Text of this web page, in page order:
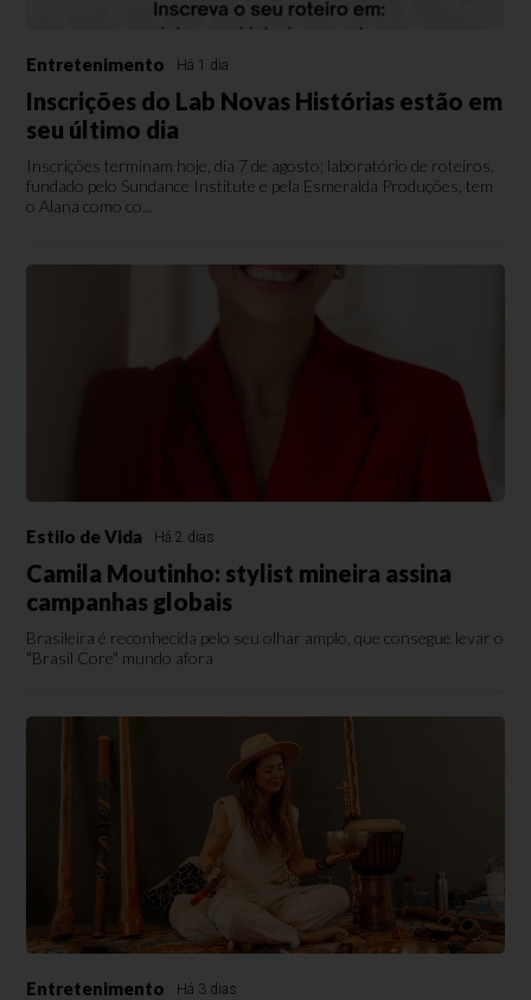
Entretenimento Há 1 dia
Inscrições do Lab Novas Histórias estão em
seu último dia
Inscrições terminam hoje, dia 7 de agosto; laboratório de roteiros,
fundado pelo Sundance Institute e pela Esmeralda Produções, tem
o Alana como co...
Estilo de Vida Há 2 dias
Camila Moutinho: stylist mineira assina
campanhas globais
Brasileira é reconhecida pelo seu olhar amplo, que consegue levar o
"Brasil Core" mundo afora
Entretenimento Há 3 dias